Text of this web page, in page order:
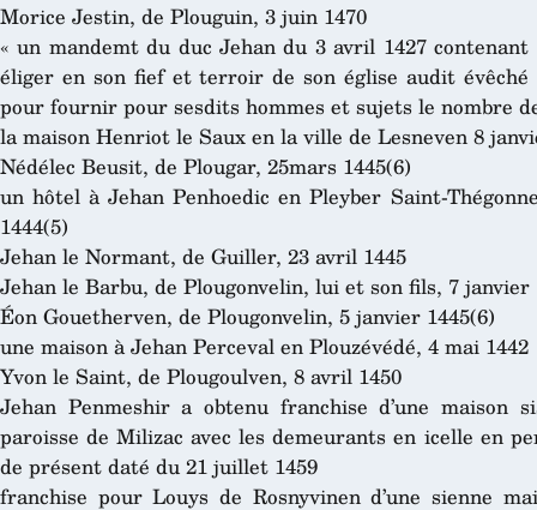
Morice Jestin, de Plouguin, 3 juin 1470
« un mandemt du duc Jehan du 3 avril 1427 contenant
éliger en son fief et terroir de son église audit évêché
pour fournir pour sesdits hommes et sujets le nombre
la maison Henriot le Saux en la ville de Lesneven 8
Nédélec Beusit, de Plougar, 25mars 1445(6)
un hôtel à Jehan Penhoedic en Pleyber Saint-
1444(5)
Jehan le Normant, de Guiller, 23 avril 1445
Jehan le Barbu, de Plougonvelin, lui et son fils, 7 janvier
Éon Gouetherven, de Plougonvelin, 5 janvier 1445(6)
une maison à Jehan Perceval en Plouzévédé, 4 mai 1442
Yvon le Saint, de Plougoulven, 8 avril 1450
Jehan Penmeshir a obtenu franchise d’une maison
paroisse de Milizac avec les demeurants en icelle en
de présent daté du 21 juillet 1459
franchise pour Louys de Rosnyvinen d’une sienne